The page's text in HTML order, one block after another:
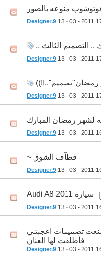
منوعه بالصور
Designer.9 13 - 03 - 2011
.. التصميم الثالث ..
Designer.9 13 - 03 - 2011
رمضان"تصميم"..!!))
Designer.9 13 - 03 - 2011
لشهر رمضان المبارك
Designer.9 13 - 03 - 2011
قطآف الشوق ~
Designer.9 13 - 03 - 2011
سيارة Audi A8 2011
Designer.9 13 - 03 - 2011
تصميمات اعجبتني
فأطلقت لها العنان
Designer.9 13 - 03 - 2011